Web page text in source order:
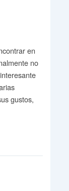
en
no
gustos,